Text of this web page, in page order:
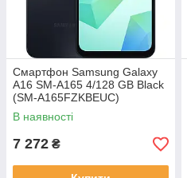
Смартфон Samsung Galaxy
A16 SM-A165 4/128 GB Black
(SM-A165FZKBEUC)
В наявності
7 272 ₴